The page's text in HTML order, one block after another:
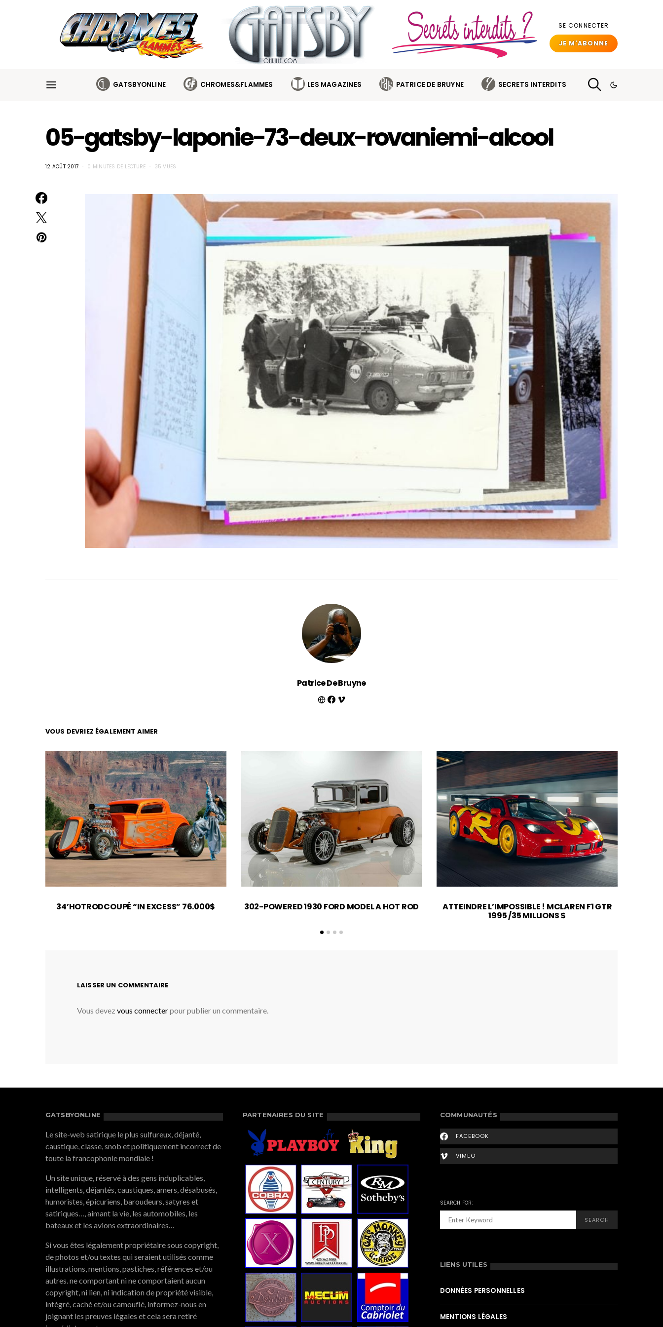
SE CONNECTER
JE M'ABONNE
GATSBYONLINE CHROMES&FLAMMES LES MAGAZINES PATRICE DE BRUYNE SECRETS INTERDITS
05-gatsby-laponie-73-deux-rovaniemi-alcool
12 AOÛT 2017 0 MINUTES DE LECTURE 35 VUES
Patrice De Bruyne
VOUS DEVRIEZ ÉGALEMENT AIMER
34’HOTRODCOUPÉ “IN EXCESS” 76.000$ 302-POWERED 1930 FORD MODEL A HOT ROD ATTEINDRE L’IMPOSSIBLE ! MCLAREN F1 GTR
1995 /35 MILLIONS $
LAISSER UN COMMENTAIRE
Vous devez vous connecterpour publier un commentaire.
GATSBYONLINE
Le site-web satirique le plus sulfureux, déjanté,
caustique, classe, snob et politiquement incorrect de
toute la francophonie mondiale !
Un site unique, réservé à des gens induplicables,
intelligents, déjantés, caustiques, amers, désabusés,
humoristes, épicuriens, baroudeurs, satyres et
satiriques…, aimant la vie, les automobiles, les
bateaux et les avions extraordinaires…
Si vous êtes légalement propriétaire sous copyright,
de photos et/ou textes qui seraient utilisés comme
illustrations, mentions, pastiches, références et/ou
autres. ne comportant ni ne comportaient aucun
copyright, ni lien, ni indication de propriété visible,
intégré, caché et/ou camouflé, informez-nous en
joignant les preuves légales et cela sera retiré
PARTENAIRES DU SITE COMMUNAUTÉS
FACEBOOK
VIMEO
SEARCH FOR:
SEARCH
LIENS UTILES
DONNÉES PERSONNELLES
MENTIONS LÉGALES